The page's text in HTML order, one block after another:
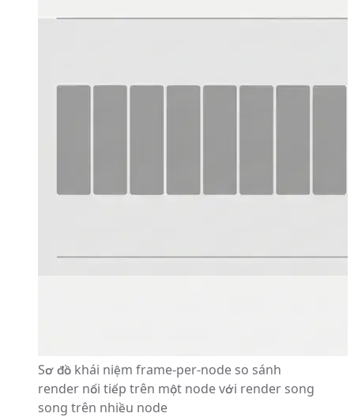
Sơ đồ khái niệm frame-per-node so sánh
render nối tiếp trên một node với render song
song trên nhiều node